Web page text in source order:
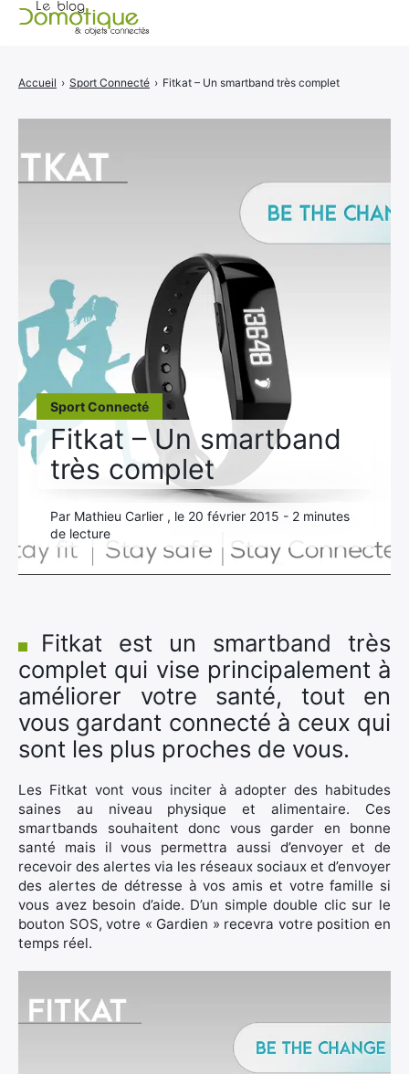
Sport Connecté
Fitkat – Un smartband
très complet
Par Mathieu Carlier , le 20 février 2015 - 2 minutes
de lecture
Accueil › Sport Connecté › Fitkat – Un smartband très complet
Fitkat est un smartband très
complet qui vise principalement à
améliorer votre santé, tout en
vous gardant connecté à ceux qui
sont les plus proches de vous.
Les Fitkat vont vous inciter à adopter des habitudes
saines au niveau physique et alimentaire. Ces
smartbands souhaitent donc vous garder en bonne
santé mais il vous permettra aussi d’envoyer et de
recevoir des alertes via les réseaux sociaux et d’envoyer
des alertes de détresse à vos amis et votre famille si
vous avez besoin d’aide. D’un simple double clic sur le
bouton SOS, votre « Gardien » recevra votre position en
temps réel.
CONTACT